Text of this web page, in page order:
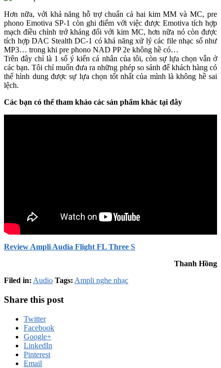
Hơn nữa, với khả năng hỗ trợ chuẩn cả hai kim MM và MC, pre
phono Emotiva SP-1 còn ghi điểm với việc được Emotiva tích hợp
mạch điều chỉnh trở kháng đối với kim MC, hơn nữa nó còn được
tích hợp DAC Stealth DC-1 có khả năng xử lý các file nhạc số như
MP3… trong khi pre phono NAD PP 2e không hề có…
Trên đây chỉ là 1 số ý kiến cá nhân của tôi, còn sự lựa chọn vẫn ở
các bạn. Tôi chỉ muốn đưa ra những phép so sánh để khách hàng có
thể hình dung được sự lựa chọn tốt nhất của mình là không hề sai
lệch.
Các bạn có thể tham khảo các sản phẩm khác tại đây
Review Ampli Audia Flight FL Three S
Thanh Hồng
Filed in: Audio Tags: Ampli nghe nhạc
Share this post
Twitter
Facebook
Google+
LinkedIn
Pinterest
Email